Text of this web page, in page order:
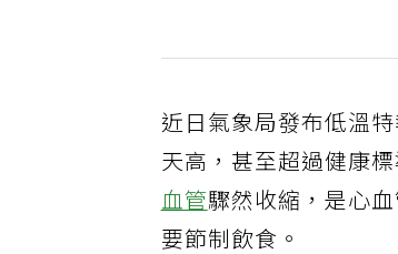
近日氣象局發布低溫
天高，甚至超過健康
血管驟然收縮，是心
要節制飲食。